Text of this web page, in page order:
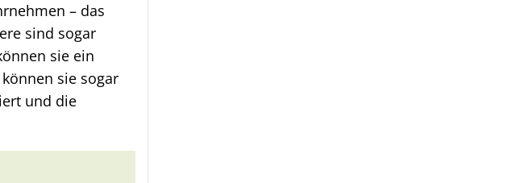
– das
sind sogar
sie ein
sie sogar
und die